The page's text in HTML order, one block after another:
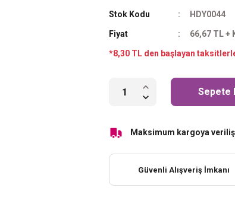
Stok Kodu HDY0044
Fiyat 66,67 TL +
*8,30 TL den başlayan
Sepete
Maksimum kargoya
Güvenli Alışveriş İmkanı